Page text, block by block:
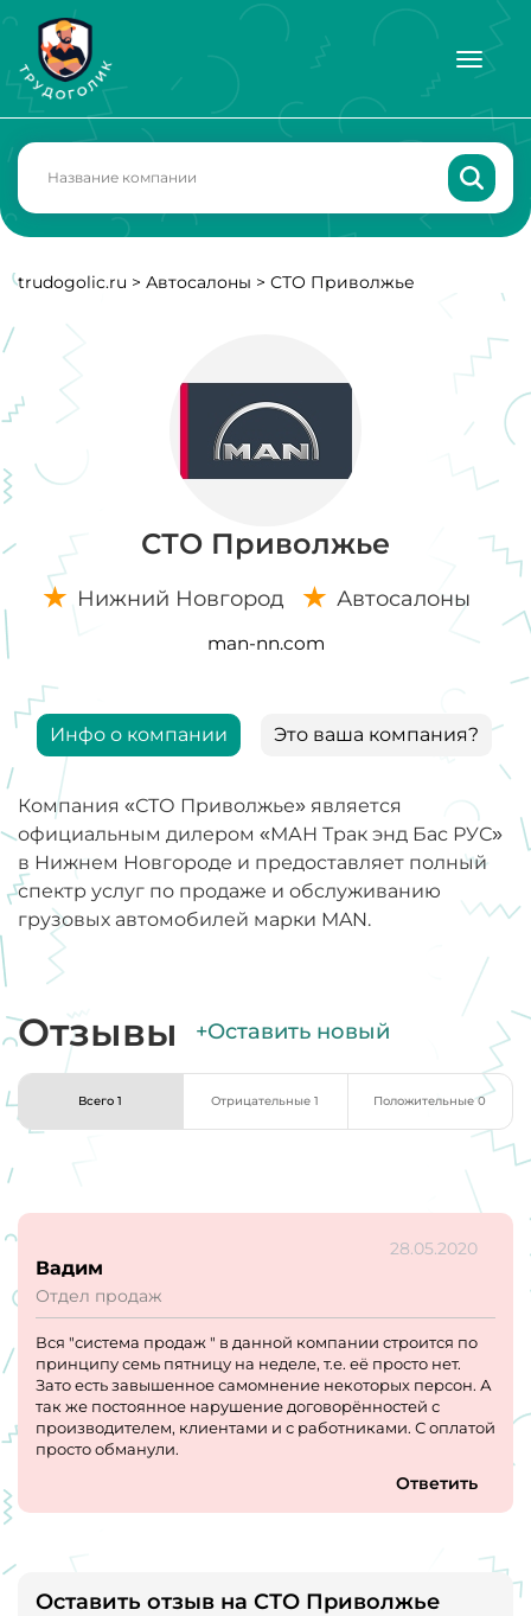
trudogolic.ru > Автосалоны > СТО Приволжье
СТО Приволжье
Нижний Новгород Автосалоны
man-nn.com
Инфо о компании Это ваша компания?
Компания «СТО Приволжье» является
официальным дилером «МАН Трак энд Бас РУС»
в Нижнем Новгороде и предоставляет полный
спектр услуг по продаже и обслуживанию
грузовых автомобилей марки MAN.
Отзывы +Оставить новый
Всего 1 Отрицательные 1 Положительные 0
28.05.2020
Вадим
Отдел продаж
Вся "система продаж " в данной компании строится по
принципу семь пятницу на неделе, т.е. её просто нет.
Зато есть завышенное самомнение некоторых персон. А
так же постоянное нарушение договорённостей с
производителем, клиентами и с работниками. С оплатой
просто обманули.
Ответить
Оставить отзыв на СТО Приволжье